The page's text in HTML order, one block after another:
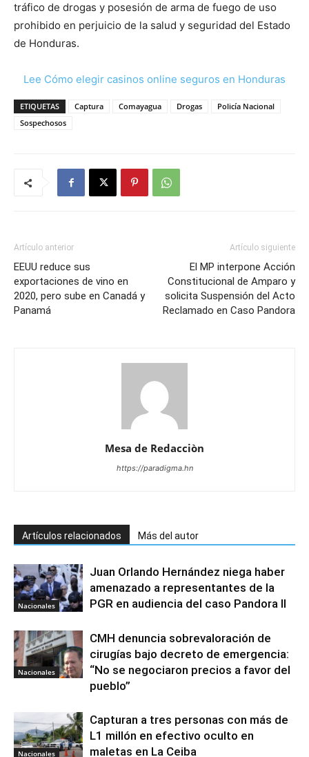
tráfico de drogas y posesión de arma de fuego de uso
prohibido en perjuicio de la salud y seguridad del Estado
de Honduras.
Lee Cómo elegir casinos online seguros en Honduras
ETIQUETAS Captura Comayagua Drogas
Policía Nacional
Sospechosos
Artículo anterior
EEUU reduce sus
exportaciones de vino en
2020, pero sube en Canadá y
Panamá
Artículo siguiente
El MP interpone Acción
Constitucional de Amparo y
solicita Suspensión del Acto
Reclamado en Caso Pandora
Mesa de Redacciòn
https://paradigma.hn
Artículos relacionados Más del autor
Nacionales
Juan Orlando Hernández niega haber
amenazado a representantes de la
PGR en audiencia del caso Pandora II
Nacionales
CMH denuncia sobrevaloración de
cirugías bajo decreto de emergencia:
“No se negociaron precios a favor del
pueblo”
Nacionales
Capturan a tres personas con más de
L1 millón en efectivo oculto en
maletas en La Ceiba